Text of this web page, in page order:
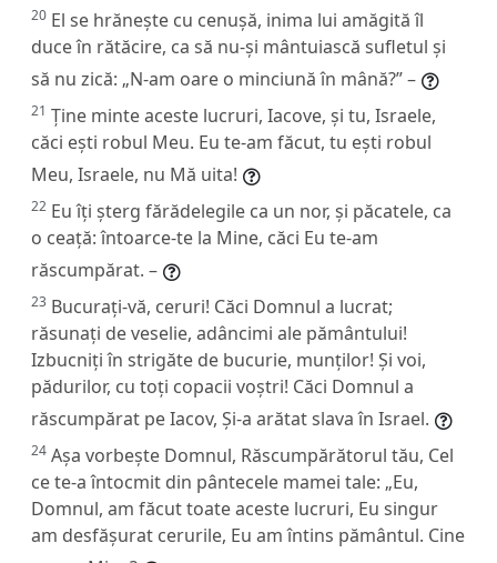
20 El se hrănește cu cenușă, inima lui amăgită îl
duce în rătăcire, ca să nu-și mântuiască sufletul și
să nu zică: „N-am oare o minciună în mână?” –
21 Ține minte aceste lucruri, Iacove, și tu, Israele,
căci ești robul Meu. Eu te-am făcut, tu ești robul
Meu, Israele, nu Mă uita!
22 Eu îți șterg fărădelegile ca un nor, și păcatele, ca
o ceață: întoarce-te la Mine, căci Eu te-am
răscumpărat. –
23 Bucurați-vă, ceruri! Căci Domnul a lucrat;
răsunați de veselie, adâncimi ale pământului!
Izbucniți în strigăte de bucurie, munților! Și voi,
pădurilor, cu toți copacii voștri! Căci Domnul a
răscumpărat pe Iacov, Și-a arătat slava în Israel.
24 Așa vorbește Domnul, Răscumpărătorul tău, Cel
ce te-a întocmit din pântecele mamei tale: „Eu,
Domnul, am făcut toate aceste lucruri, Eu singur
am desfășurat cerurile, Eu am întins pământul. Cine